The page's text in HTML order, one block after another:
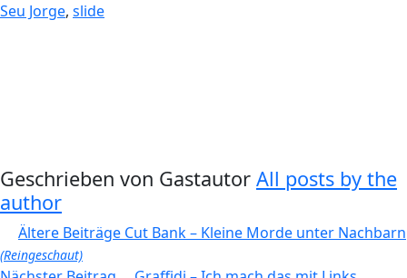
Seu Jorge, slide
Geschrieben von Gastautor All posts by the
author
Beitragsnavigation
Ältere Beiträge Cut Bank – Kleine Morde unter Nachbarn
(Reingeschaut)